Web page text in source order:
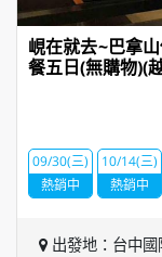
峴在就去~巴拿
餐五日(無購物)(
09/30(三)
熱銷中
10/14(三)
熱銷中
出發地：台中